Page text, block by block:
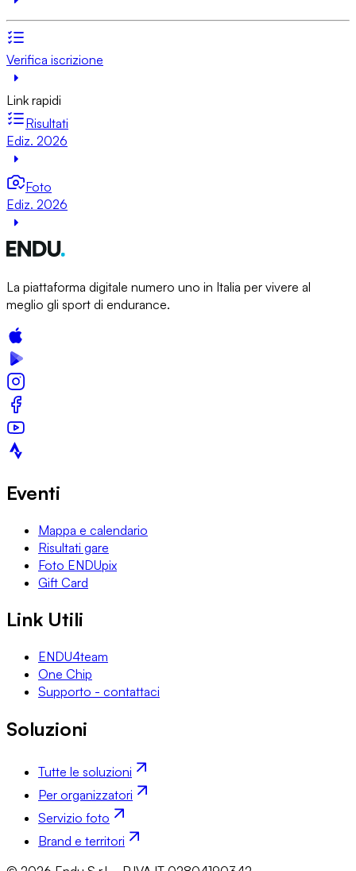
Verifica iscrizione
Link rapidi
Risultati
Ediz. 2026
Foto
Ediz. 2026
La piattaforma digitale numero uno in Italia per vivere al
meglio gli sport di endurance.
Eventi
Mappa e calendario
Risultati gare
Foto ENDUpix
Gift Card
Link Utili
ENDU4team
One Chip
Supporto - contattaci
Soluzioni
Tutte le soluzioni
Per organizzatori
Servizio foto
Brand e territori